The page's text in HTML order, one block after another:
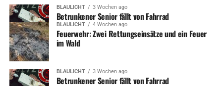
BLAULICHT 3 Wochen ago
Betrunkener Senior fällt von Fahrrad
BLAULICHT 4 Wochen ago
Feuerwehr: Zwei Rettungseinsätze und ein Feuer
im Wald
BLAULICHT 3 Wochen ago
Betrunkener Senior fällt von Fahrrad